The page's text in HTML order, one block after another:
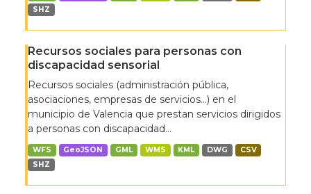
SHZ
Recursos sociales para personas con
discapacidad sensorial
Recursos sociales (administración pública,
asociaciones, empresas de servicios…) en el
municipio de Valencia que prestan servicios dirigidos
a personas con discapacidad...
WFS GeoJSON GML WMS KML DWG
CSV
SHZ